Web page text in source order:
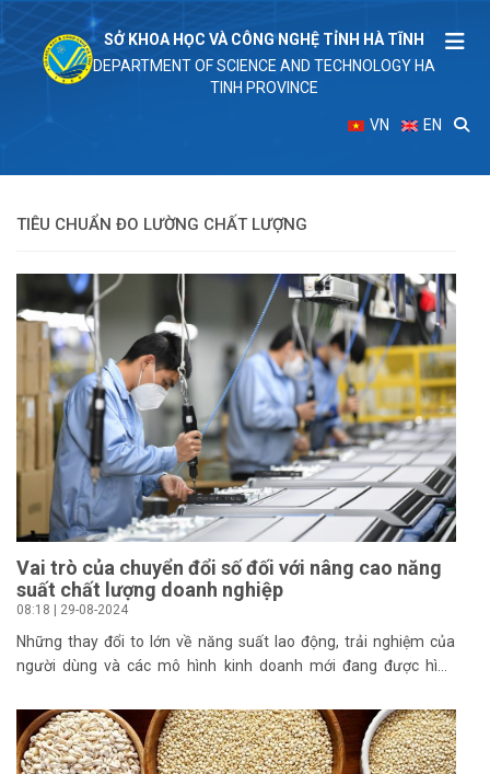
SỞ KHOA HỌC VÀ CÔNG NGHỆ TỈNH HÀ TĨNH
DEPARTMENT OF SCIENCE AND TECHNOLOGY HA
TINH PROVINCE
VN EN
TIÊU CHUẨN ĐO LƯỜNG CHẤT LƯỢNG
Vai trò của chuyển đổi số đối với nâng cao năng
suất chất lượng doanh nghiệp
08:18 | 29-08-2024
Những thay đổi to lớn về năng suất lao động, trải nghiệm của
người dùng và các mô hình kinh doanh mới đang được hình
mọi mặt đời sống xã hội.